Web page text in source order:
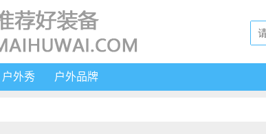
户外秀 户外品牌